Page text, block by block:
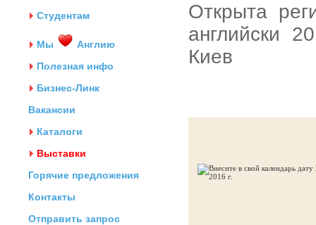
Студентам
Мы
Англию
Полезная инфо
Бизнес-Линк
Вакансии
Каталоги
Выставки
Горячие предложения
Контакты
Отправить запрос
Открыта
английски
Киев